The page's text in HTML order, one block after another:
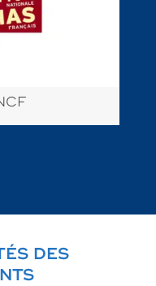
DES